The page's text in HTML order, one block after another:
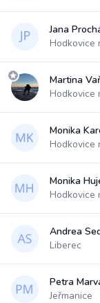
Jana
Hodkovice
Martina
Hodkovice
Monika
Hodkovice
Monika
Hodkovice
Andrea
Liberec
Petra
Jeřmanice